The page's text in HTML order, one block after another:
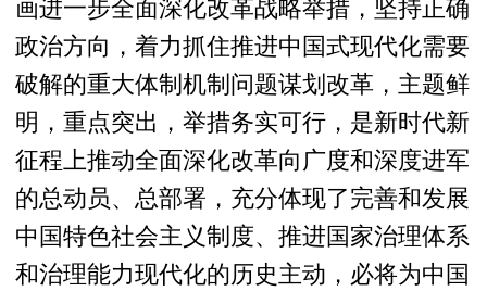
画进一步全面深化改革战略举措，坚持正确
政治方向，着力抓住推进中国式现代化需要
破解的重大体制机制问题谋划改革，主题鲜
明，重点突出，举措务实可行，是新时代新
征程上推动全面深化改革向广度和深度进军
的总动员、总部署，充分体现了完善和发展
中国特色社会主义制度、推进国家治理体系
和治理能力现代化的历史主动，必将为中国